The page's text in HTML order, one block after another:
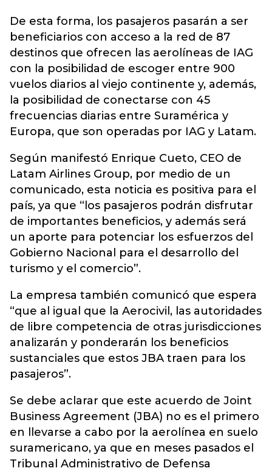
De esta forma, los pasajeros pasarán a ser
beneficiarios con acceso a la red de 87
destinos que ofrecen las aerolíneas de IAG
con la posibilidad de escoger entre 900
vuelos diarios al viejo continente y, además,
la posibilidad de conectarse con 45
frecuencias diarias entre Suramérica y
Europa, que son operadas por IAG y Latam.
Según manifestó Enrique Cueto, CEO de
Latam Airlines Group, por medio de un
comunicado, esta noticia es positiva para el
país, ya que “los pasajeros podrán disfrutar
de importantes beneficios, y además será
un aporte para potenciar los esfuerzos del
Gobierno Nacional para el desarrollo del
turismo y el comercio”.
La empresa también comunicó que espera
“que al igual que la Aerocivil, las autoridades
de libre competencia de otras jurisdicciones
analizarán y ponderarán los beneficios
sustanciales que estos JBA traen para los
pasajeros”.
Se debe aclarar que este acuerdo de Joint
Business Agreement (JBA) no es el primero
en llevarse a cabo por la aerolínea en suelo
suramericano, ya que en meses pasados el
Tribunal Administrativo de Defensa